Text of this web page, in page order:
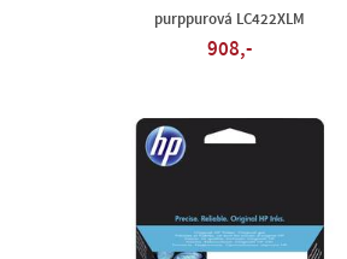
purppurová LC422XLM
908,-